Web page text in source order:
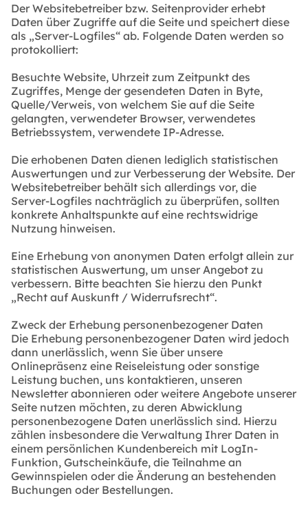
Der Websitebetreiber bzw. Seitenprovider erhebt
Daten über Zugriffe auf die Seite und speichert diese
als „Server-Logfiles“ ab. Folgende Daten werden so
protokolliert:
Besuchte Website, Uhrzeit zum Zeitpunkt des
Zugriffes, Menge der gesendeten Daten in Byte,
Quelle/Verweis, von welchem Sie auf die Seite
gelangten, verwendeter Browser, verwendetes
Betriebssystem, verwendete IP-Adresse.
Die erhobenen Daten dienen lediglich statistischen
Auswertungen und zur Verbesserung der Website. Der
Websitebetreiber behält sich allerdings vor, die
Server-Logfiles nachträglich zu überprüfen, sollten
konkrete Anhaltspunkte auf eine rechtswidrige
Nutzung hinweisen.
Eine Erhebung von anonymen Daten erfolgt allein zur
statistischen Auswertung, um unser Angebot zu
verbessern. Bitte beachten Sie hierzu den Punkt
„Recht auf Auskunft / Widerrufsrecht“.
Zweck der Erhebung personenbezogener Daten
Die Erhebung personenbezogener Daten wird jedoch
dann unerlässlich, wenn Sie über unsere
Onlinepräsenz eine Reiseleistung oder sonstige
Leistung buchen, uns kontaktieren, unseren
Newsletter abonnieren oder weitere Angebote unserer
Seite nutzen möchten, zu deren Abwicklung
personenbezogene Daten unerlässlich sind. Hierzu
zählen insbesondere die Verwaltung Ihrer Daten in
einem persönlichen Kundenbereich mit LogIn-
Funktion, Gutscheinkäufe, die Teilnahme an
Gewinnspielen oder die Änderung an bestehenden
Buchungen oder Bestellungen.